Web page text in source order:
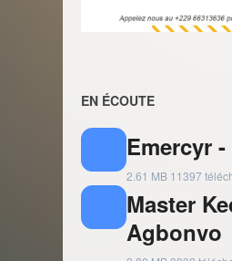
EN ÉCOUTE
Emercyr
2.61 MB 11397
Master
Agbonvo